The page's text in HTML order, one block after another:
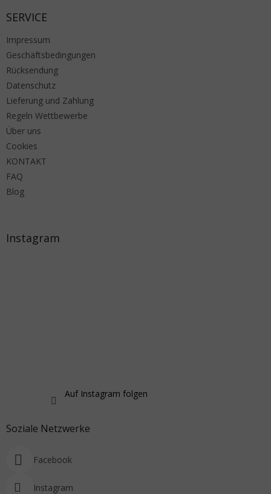
SERVICE
Impressum
Geschäftsbedingungen
Rücksendung
Datenschutz
Lieferung und Zahlung
Regeln Wettbewerbe
Über uns
Cookies
KONTAKT
FAQ
Blog
Instagram
Auf Instagram folgen
Soziale Netzwerke
Facebook
Instagram